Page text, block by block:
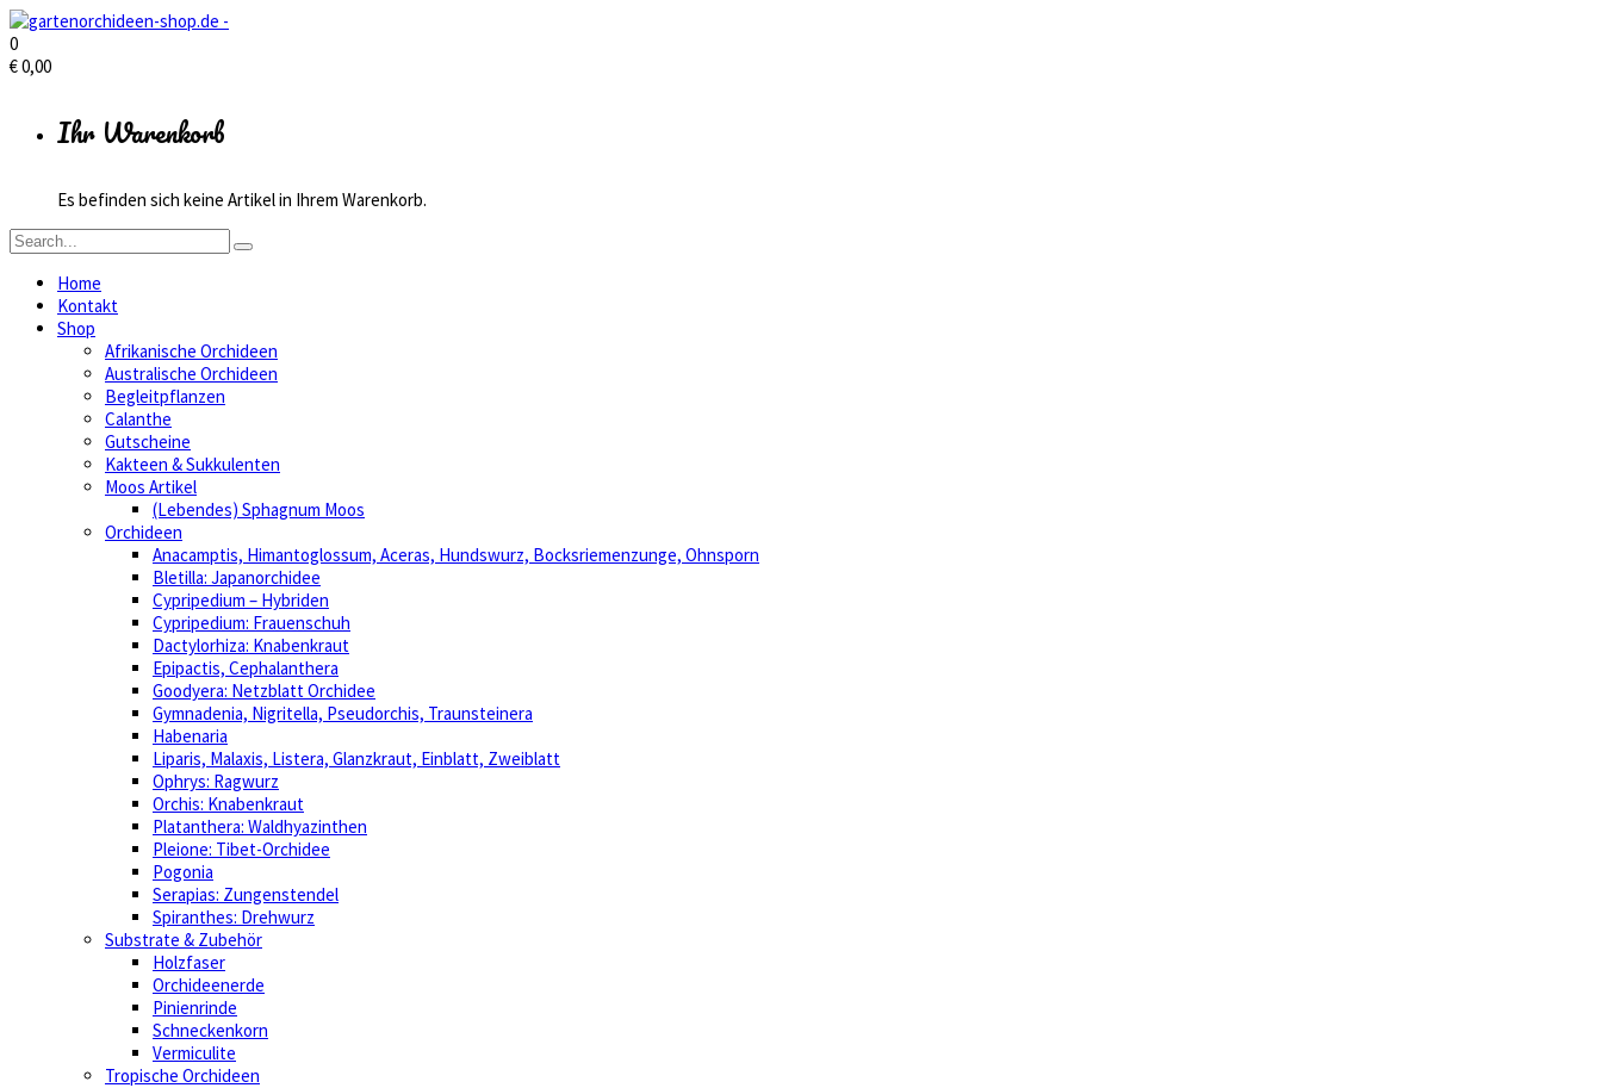
0
€0,00
Ihr Warenkorb
Es befinden sich keine Artikel in Ihrem Warenkorb.
Home
Kontakt
Shop
Afrikanische Orchideen
Australische Orchideen
Begleitpflanzen
Calanthe
Gutscheine
Kakteen & Sukkulenten
Moos Artikel
(Lebendes) Sphagnum Moos
Orchideen
Anacamptis, Himantoglossum, Aceras, Hundswurz, Bocksriemenzunge, Ohnsporn
Bletilla: Japanorchidee
Cypripedium – Hybriden
Cypripedium: Frauenschuh
Dactylorhiza: Knabenkraut
Epipactis, Cephalanthera
Goodyera: Netzblatt Orchidee
Gymnadenia, Nigritella, Pseudorchis, Traunsteinera
Habenaria
Liparis, Malaxis, Listera, Glanzkraut, Einblatt, Zweiblatt
Ophrys: Ragwurz
Orchis: Knabenkraut
Platanthera: Waldhyazinthen
Pleione: Tibet-Orchidee
Pogonia
Serapias: Zungenstendel
Spiranthes: Drehwurz
Substrate & Zubehör
Holzfaser
Orchideenerde
Pinienrinde
Schneckenkorn
Vermiculite
Tropische Orchideen